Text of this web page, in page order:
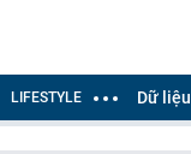
LIFESTYLE Dữ liệu